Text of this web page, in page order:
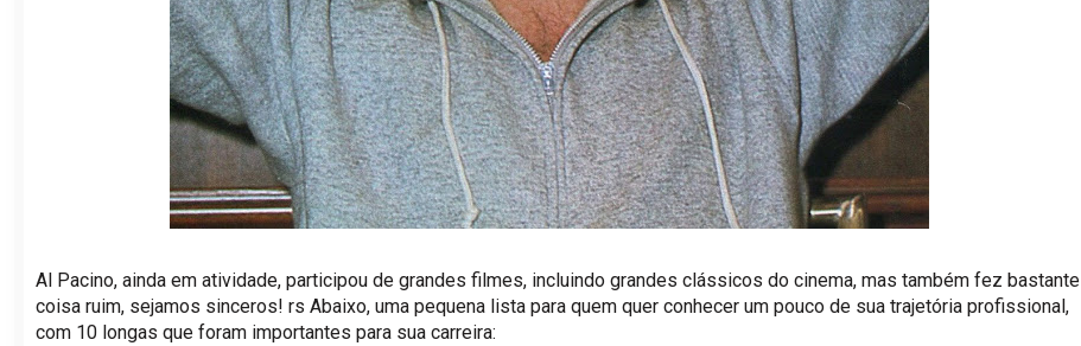
Al Pacino, ainda em atividade, participou de grandes filmes, incluindo grandes clássicos do cinema, mas também fez bastante
coisa ruim, sejamos sinceros! rs Abaixo, uma pequena lista para quem quer conhecer um pouco de sua trajetória profissional,
com 10 longas que foram importantes para sua carreira: